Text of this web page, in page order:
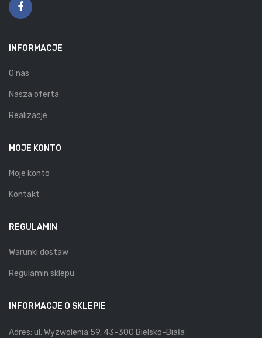
INFORMACJE
O nas
Nasza oferta
Realizacje
MOJE KONTO
Moje konto
Kontakt
REGULAMIN
Warunki dostaw
Regulamin sklepu
INFORMACJE O SKLEPIE
Adres: ul. Wyzwolenia 59, 43-300 Bielsko-Biała